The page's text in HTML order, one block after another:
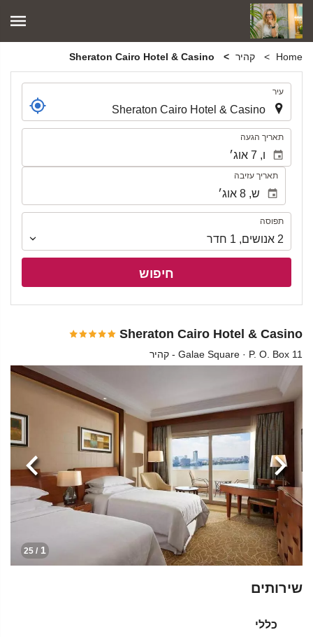
Home קהיר
עיר
תאריך הגעה
תאריך עזיבה
תפוסה
תפוסה
2 אנושים,
1 חדר
חיפוש
Sheraton Cairo Hotel & Casino
Galae Square · P. O. Box 11 - קהיר
1
/ 25
הקודמת הבא
שירותים
כללי